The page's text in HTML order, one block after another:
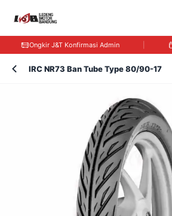
Ongkir J&T Konfirmasi Admin
IRC NR73 Ban Tube Type 80/90-17